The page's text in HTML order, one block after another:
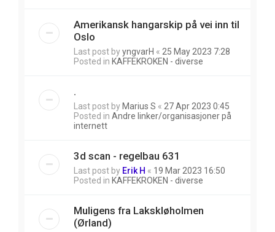
Amerikansk hangarskip på vei inn til
Oslo
Last post byyngvarH « 25 May 2023 7:28
Posted in KAFFEKROKEN - diverse
.
Last post by Marius S « 27 Apr 2023 0:45
Posted in Andre linker/organisasjoner på
internett
3d scan - regelbau 631
Last post by Erik H « 19 Mar 2023 16:50
Posted in KAFFEKROKEN - diverse
Muligens fra Lakskløholmen
(Ørland)